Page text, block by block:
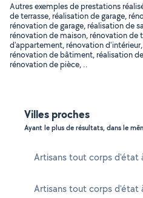
Autres exemples de prestations
de terrasse, réalisation de garage,
rénovation de garage, réalisation de
rénovation de maison, rénovation de
d'appartement, rénovation
rénovation de bâtiment, réalisation
rénovation de pièce, ..
Villes proches
Ayant le plus de résultats, dans le
Artisans tout corps d'état
Artisans tout corps d'état